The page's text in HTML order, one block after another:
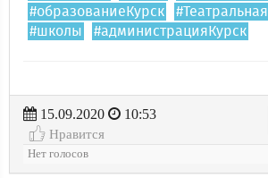
#образованиеКурск
#Театральная
#школы
#администрацияКурск
15.09.2020
10:53
Нравится
Нет голосов